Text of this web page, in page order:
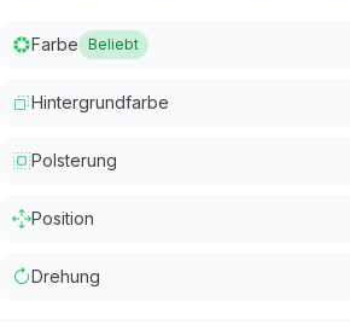
Farbe Beliebt
Hintergrundfarbe
Polsterung
Position
Drehung